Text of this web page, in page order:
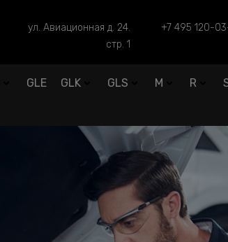
ул. Авиационная д. 24.
стр. 1
+7 495 120-
GLE GLK GLS M R